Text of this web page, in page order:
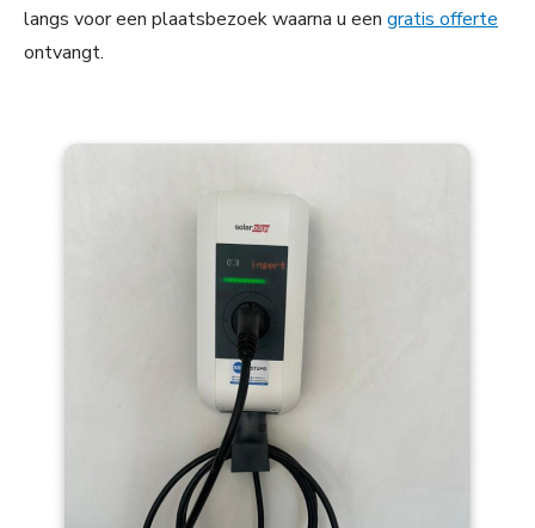
langs voor een plaatsbezoek waarna u een gratis offerte
ontvangt.